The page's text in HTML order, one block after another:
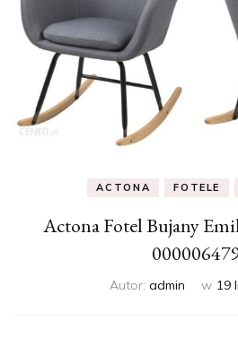
ACTONA FOTELE
Actona Fotel Bujany
Autor: admin w 19